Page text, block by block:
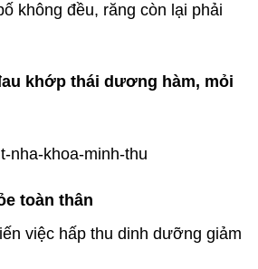
không đều, răng còn lại phải
khớp thái dương hàm, mỏi
toàn thân
việc hấp thu dinh dưỡng giảm